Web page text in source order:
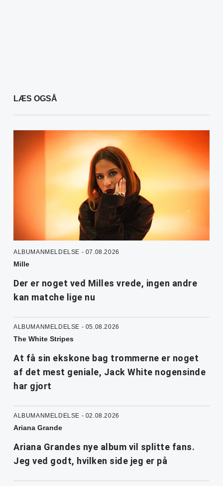
LÆS OGSÅ
ALBUMANMELDELSE - 07.08.2026
Mille
Der er noget ved Milles vrede, ingen andre
kan matche lige nu
ALBUMANMELDELSE - 05.08.2026
The White Stripes
At få sin ekskone bag trommerne er noget
af det mest geniale, Jack White nogensinde
har gjort
ALBUMANMELDELSE - 02.08.2026
Ariana Grande
Ariana Grandes nye album vil splitte fans.
Jeg ved godt, hvilken side jeg er på